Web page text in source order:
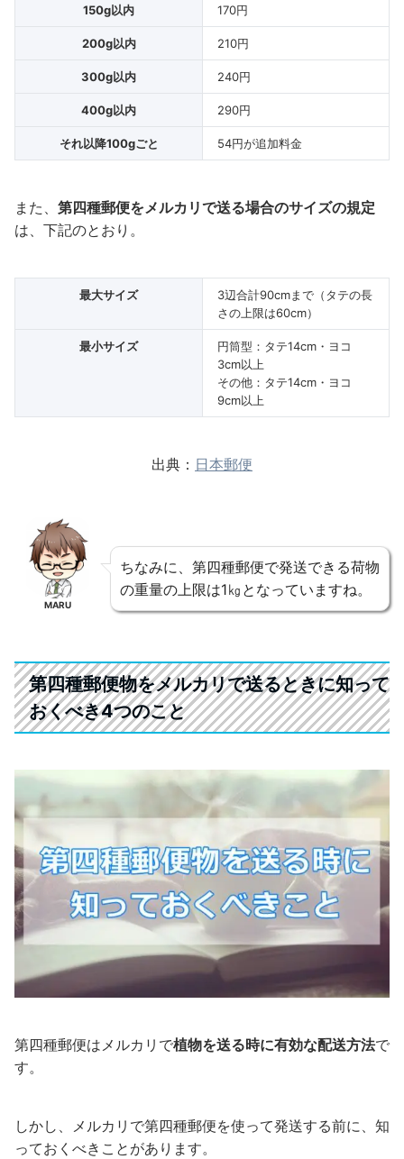
150g以内 170円
200g以内 210円
300g以内 240円
400g以内 290円
それ以降100gごと 54円が追加料金
また、 第四種郵便をメルカリで送る場合のサイズの規定
は、下記のとおり。
最大サイズ
3辺合計90cmまで（タテの長
さの上限は60cm）
最小サイズ
円筒型：タテ14cm・ヨコ
3cm以上
その他：タテ14cm・ヨコ
9cm以上
出典： 日本郵便
MARU
ちなみに、第四種郵便で発送できる荷物
の重量の上限は1㎏となっていますね。
第四種郵便物をメルカリで送るときに知って
おくべき4つのこと
第四種郵便はメルカリで植物を送る時に有効な配送方法で
す。
しかし、メルカリで第四種郵便を使って発送する前に、知
っておくべきことがあります。